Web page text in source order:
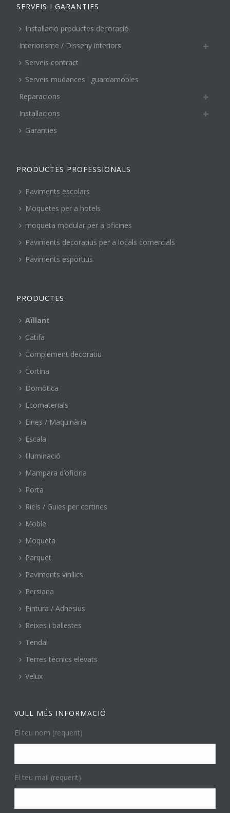
SERVEIS I GARANTIES
Instal·lació productes decoració
Interiorisme / Disseny interiors
Serveis contract
Serveis mudances i guardamobles
Reparacions
Instal·lacions
Garanties
PRODUCTES PROFESSIONALS
Paviments escolars
Moquetes per a hotels
moqueta modular per a oficines
Paviments decoratius per a locals comercials
Paviments esportius
PRODUCTES
Aïllant
Catifa
Complement decoratiu
Cortina
Domòtica
Ecomaterials
Eines / Maquinària
Escala
Il·luminació
Mampara d’oficina
Porta
Riels / Guies per cortines
Moble
Moqueta
Parquet
Paviments vinílics
Persiana
Pintura / Adhesius
Reixes i ballestes
Tendal
Terres tècnics elevats
Velux
VULL MÉS INFORMACIÓ
El teu nom (requerit)
El teu mail (requerit)